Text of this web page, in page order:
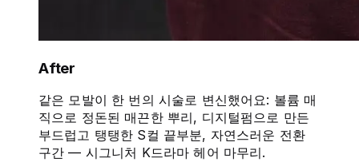
After
같은 모발이 한 번의 시술로 변신했어요: 볼륨 매
직으로 정돈된 매끈한 뿌리, 디지털펌으로 만든
부드럽고 탱탱한 S컬 끝부분, 자연스러운 전환
구간 — 시그니처 K드라마 헤어 마무리.